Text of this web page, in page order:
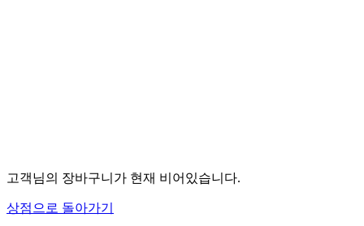
고객님의 장바구니가 현재 비어있습니다.
상점으로 돌아가기